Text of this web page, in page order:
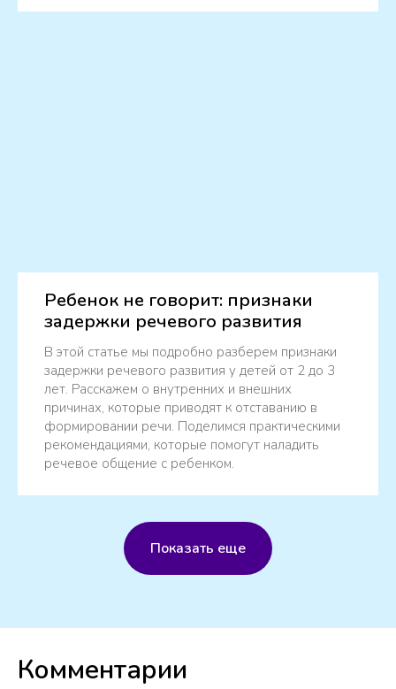
Ребенок не говорит: признаки
задержки речевого развития
В этой статье мы подробно разберем признаки
задержки речевого развития у детей от 2 до 3
лет. Расскажем о внутренних и внешних
причинах, которые приводят к отставанию в
формировании речи. Поделимся практическими
рекомендациями, которые помогут наладить
речевое общение с ребенком.
Показать еще
Комментарии